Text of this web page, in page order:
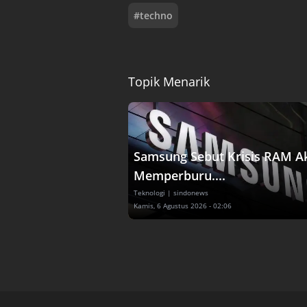
#techno
Topik Menarik
Samsung Sebut Krisis RAM
Memperburu....
Teknologi | sindonews
Kamis, 6 Agustus 2026 - 02:06